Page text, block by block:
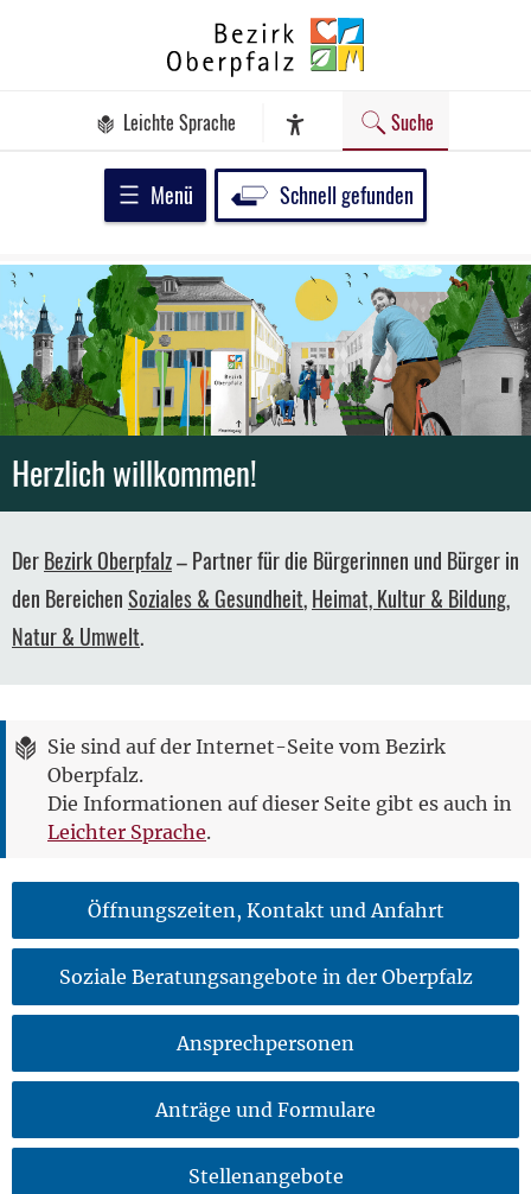
Bezirk
Oberpfalz
Leichte Sprache
Assistenz-Software
Suche
Menü Schnell gefunden
Herzlich willkommen!
DerBezirk Oberpfalz– Partner für die Bürgerinnen und Bürger in
den BereichenSoziales & Gesundheit,Heimat, Kultur & Bildung,
Natur & Umwelt.
Sie sind auf der Internet-Seite vom Bezirk
Oberpfalz.
Die Informationen auf dieser Seite gibt es auch in
Leichter Sprache.
Öffnungszeiten, Kontakt und Anfahrt
Soziale Beratungsangebote in der Oberpfalz
Ansprechpersonen
Anträge und Formulare
Stellenangebote